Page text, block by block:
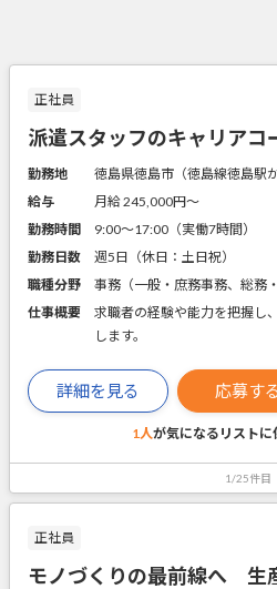
正社員
派遣スタッフのキャリアコ
勤務地
徳島県徳島市（徳島線徳島駅
給与
月給 245,000円〜
勤務時間
9:00～17:00（実働7時間）
勤務日数
週5日（休日：土日祝）
職種分野
事務（一般・庶務事務、総務
仕事概要
求職者の経験や能力を把握し
します。
詳細を見る 応募する
1人が気になるリストに
1/25件目
正社員
モノづくりの最前線へ 生